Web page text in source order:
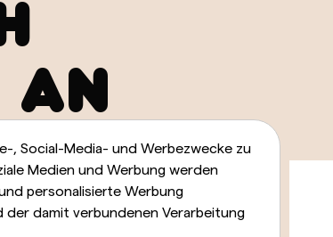
AN
, Social-Media- und Werbezwecke zu
Medien und Werbung werden
personalisierte Werbung
der damit verbundenen Verarbeitung